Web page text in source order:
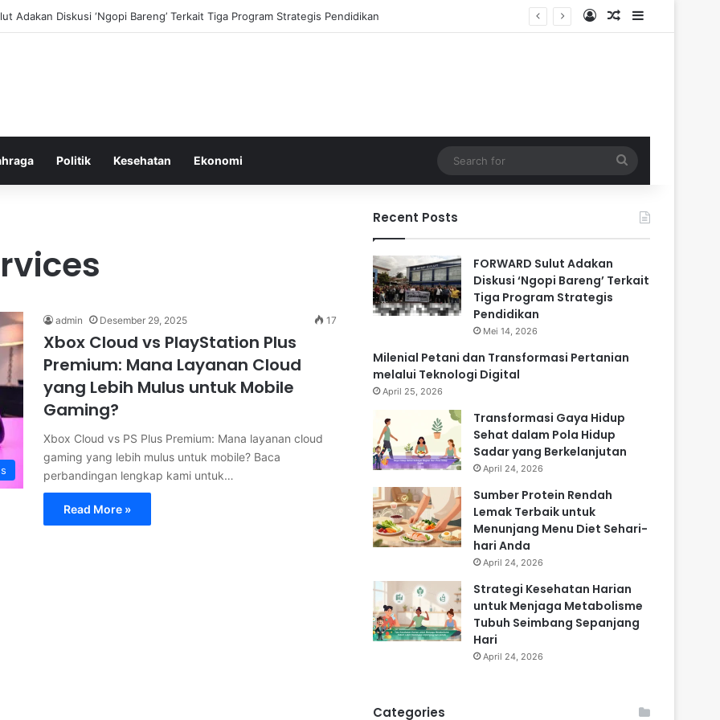
dan Transformasi Pertanian melalui Teknologi Digital Log InRandom Article
Sidebar
Politik Kesehatan Ekonomi
for
admin Desember 29, 2025 17
Xbox Cloud vs PlayStation Plus
Premium: Mana Layanan Cloud
yang Lebih Mulus untuk Mobile
Gaming?
Xbox Cloud vs PS Plus Premium: Mana layanan cloud
gaming yang lebih mulus untuk mobile? Baca
perbandingan lengkap kami untuk…
Read More »
Recent Posts
FORWARD Sulut Adakan
Diskusi ‘Ngopi Bareng’ Terkait
Tiga Program Strategis
Pendidikan
Mei 14, 2026
Milenial Petani dan Transformasi Pertanian
melalui Teknologi Digital
April 25, 2026
Transformasi Gaya Hidup
Sehat dalam Pola Hidup
Sadar yang Berkelanjutan
April 24, 2026
Sumber Protein Rendah
Lemak Terbaik untuk
Menunjang Menu Diet Sehari-
hari Anda
April 24, 2026
Strategi Kesehatan Harian
untuk Menjaga Metabolisme
Tubuh Seimbang Sepanjang
Hari
April 24, 2026
Categories